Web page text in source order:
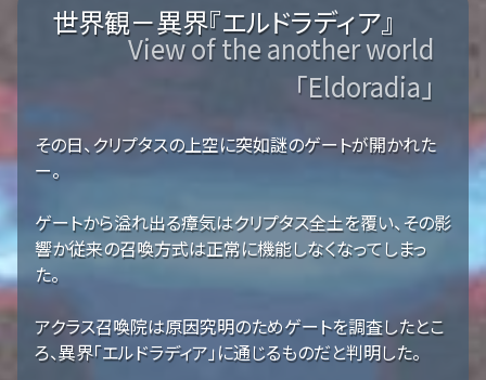
世界観－異界『エルドラディア』
View of the another world
「Eldoradia」
その日、クリプタスの上空に突如謎のゲートが開かれた
ー。
ゲートから溢れ出る瘴気はクリプタス全土を覆い、その影
響か従来の召喚方式は正常に機能しなくなってしまっ
た。
アクラス召喚院は原因究明のためゲートを調査したとこ
ろ、異界「エルドラディア」に通じるものだと判明した。